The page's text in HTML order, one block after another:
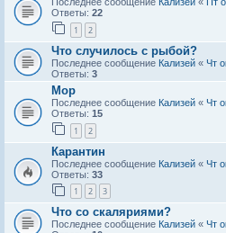
Последнее сообщение Кализей « Пт
Ответы: 22
1 2
Что случилось с рыбой?
Последнее сообщение Кализей « Чт
Ответы: 3
Мор
Последнее сообщение Кализей « Чт
Ответы: 15
1 2
Карантин
Последнее сообщение Кализей « Чт
Ответы: 33
1 2 3
Что со скаляриями?
Последнее сообщение Кализей « Чт